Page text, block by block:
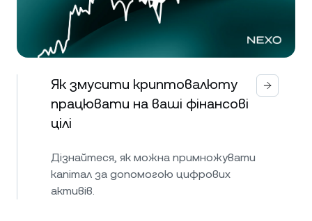
Як змусити криптовалюту
працювати на ваші фінансові
цілі
Дізнайтеся, як можна примножувати
капітал за допомогою цифрових
активів.